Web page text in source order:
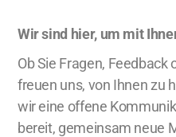
Wir sind hier, um mit
Ob Sie Fragen, Feedback
freuen uns, von Ihnen zu
wir eine offene
bereit, gemeinsam neue